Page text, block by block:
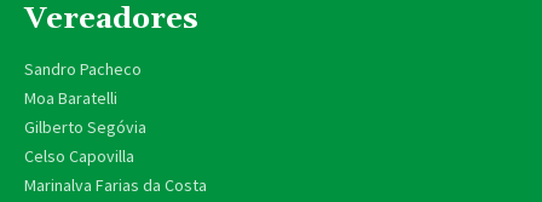
Vereadores
Sandro Pacheco
Moa Baratelli
Gilberto Segóvia
Celso Capovilla
Marinalva Farias da Costa